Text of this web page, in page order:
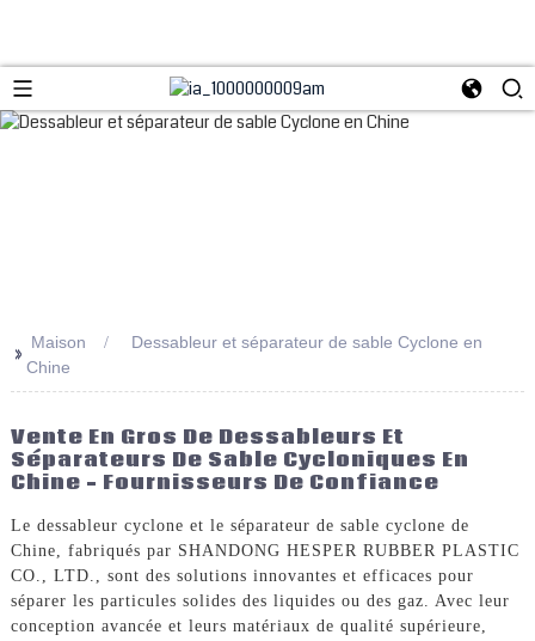
>> Maison
Dessableur et séparateur de sable Cyclone en
Chine
Vente En Gros De Dessableurs Et
Séparateurs De Sable Cycloniques En
Chine – Fournisseurs De Confiance
Le dessableur cyclone et le séparateur de sable cyclone de
Chine, fabriqués par SHANDONG HESPER RUBBER PLASTIC
CO., LTD., sont des solutions innovantes et efficaces pour
séparer les particules solides des liquides ou des gaz. Avec leur
conception avancée et leurs matériaux de qualité supérieure,